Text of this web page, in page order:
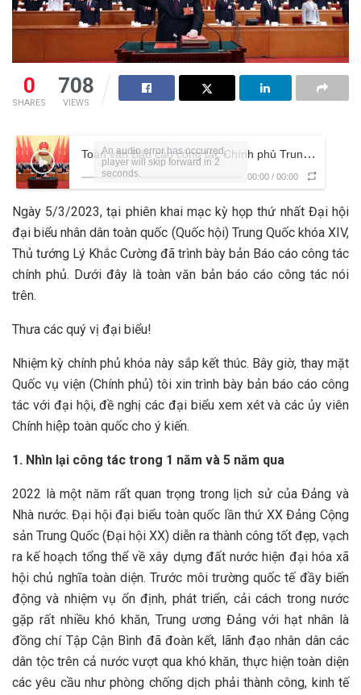
0
SHARES
708
VIEWS
Toàn văn Báo cáo công tác Chính phủ Trung Quốc năm 2023
00:00 / 00:00
Ngày 5/3/2023, tại phiên khai mạc kỳ họp thứ nhất Đại hội
đại biểu nhân dân toàn quốc (Quốc hội) Trung Quốc khóa XIV,
Thủ tướng Lý Khắc Cường đã trình bày bản Báo cáo công tác
chính phủ. Dưới đây là toàn văn bản báo cáo công tác nói
trên.
Thưa các quý vị đại biểu!
Nhiệm kỳ chính phủ khóa này sắp kết thúc. Bây giờ, thay mặt
Quốc vụ viện (Chính phủ) tôi xin trình bày bản báo cáo công
tác với đại hội, đề nghị các đại biểu xem xét và các ủy viên
Chính hiệp toàn quốc cho ý kiến.
1. Nhìn lại công tác trong 1 năm và 5 năm qua
2022 là một năm rất quan trọng trong lịch sử của Đảng và
Nhà nước. Đại hội đại biểu toàn quốc lần thứ XX Đảng Cộng
sản Trung Quốc (Đại hội XX) diễn ra thành công tốt đẹp, vạch
ra kế hoạch tổng thể về xây dựng đất nước hiện đại hóa xã
hội chủ nghĩa toàn diện. Trước môi trường quốc tế đầy biến
động và nhiệm vụ ổn định, phát triển, cải cách trong nước
gặp rất nhiều khó khăn, Trung ương Đảng với hạt nhân là
đồng chí Tập Cận Bình đã đoàn kết, lãnh đạo nhân dân các
dân tộc trên cả nước vượt qua khó khăn, thực hiện toàn diện
các yêu cầu như phòng chống dịch phải thành công, kinh tế